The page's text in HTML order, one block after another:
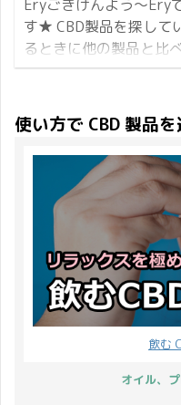
があるといいですよね
～！ そこで今回はCBD
ロテインの腹持ちの ...
の気配を感じる頃です
暦のうえでは立冬から冬
に入ります。 そんな寒
年 立冬の日キャンペー
ン と銘打ちキャンペ
ンを開催します。 まず
開催期間からお伝えし
いきます。 開催期間 45
日間開催 2022年11月7
Eryごきげんよう～Ery
す★ CBD製品を探して
るときに他の製品と比
て少し高いものを見か
えば30mlに1000mgの
CBDが含まれた製品が
9,800円に対し、10ml
1000mgよりも少ない
CBDの含有量でも同じ
格のものがあったりし
す。 この価格差は一体
ういうことなのでしょ
か？ 少し割高に感じる
品の詳細を確認してみ
と、フルスペクトラム
文字を発見できること
あります。 そう、同じ
使い方で CBD 製品
飲む
オイル、